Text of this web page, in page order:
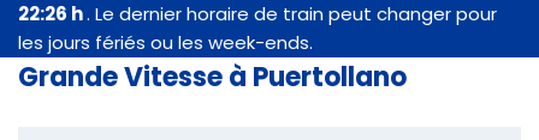
22:26 h. Le dernier horaire de train peut changer pour
les jours fériés ou les week-ends.
Grande Vitesse à Puertollano